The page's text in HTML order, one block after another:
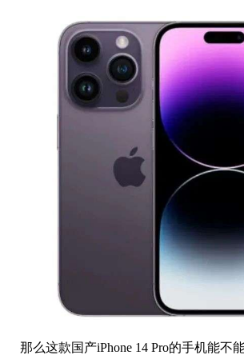
那么这款国产iPhone 14 Pro的手机能不